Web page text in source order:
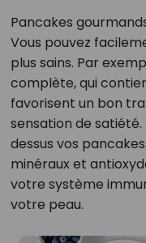
Pancakes
Vous pouvez
plus sains. Par
complète, qui
favorisent un bon
sensation de
dessus vos
minéraux et
votre système
votre peau.